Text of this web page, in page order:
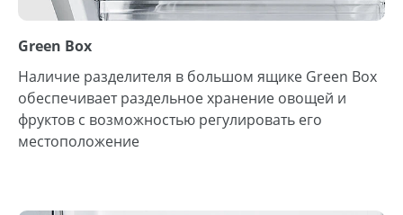
Green Box
Наличие разделителя в большом ящике Green Box
обеспечивает раздельное хранение овощей и
фруктов с возможностью регулировать его
местоположение